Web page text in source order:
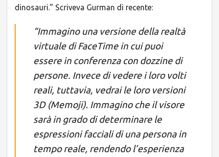
dinosauri.” Scriveva Gurman di recente:
“Immagino una versione della realtà
virtuale di FaceTime in cui puoi
essere in conferenza con dozzine di
persone. Invece di vedere i loro volti
reali, tuttavia, vedrai le loro versioni
3D (Memoji). Immagino che il visore
sarà in grado di determinare le
espressioni facciali di una persona in
tempo reale, rendendo l’esperienza